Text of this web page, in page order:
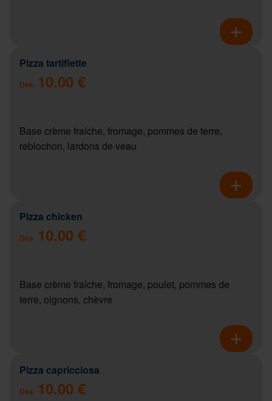
Pizza tartiflette
Dès 10.00 €
Base crème fraîche, fromage, pommes de terre,
reblochon, lardons de veau
Pizza chicken
Dès 10.00 €
Base crème fraîche, fromage, poulet, pommes de
terre, oignons, chèvre
Pizza capricciosa
Dès 10.00 €